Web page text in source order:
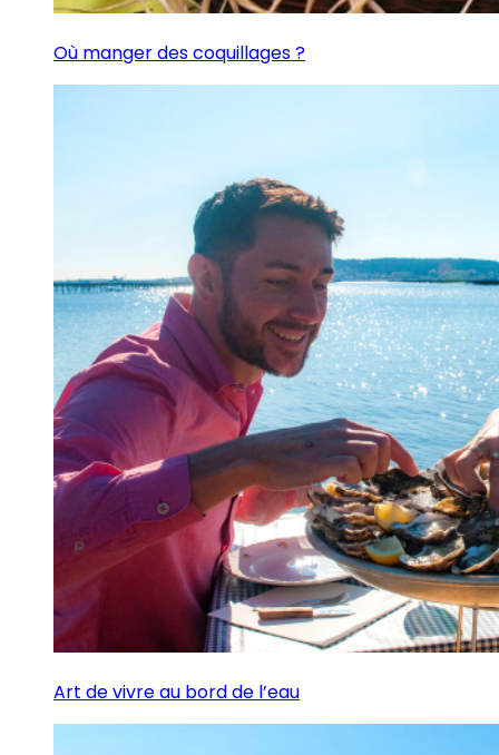
Où manger des coquillages ?
Art de vivre au bord de l’eau